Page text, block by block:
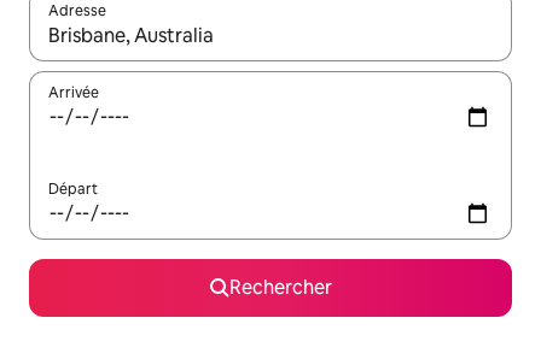
Adresse
Lorsque les résultats s'affichent, utilisez les flèches vers le
Arrivée
Départ
Rechercher